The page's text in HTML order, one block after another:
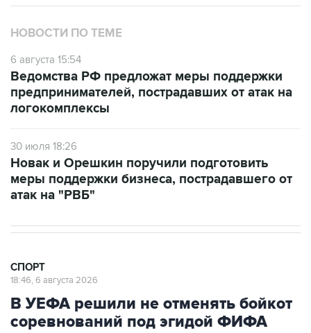
НОВОСТИ ПО ТЕМЕ
6 августа 15:54
Ведомства РФ предложат меры поддержки
предпринимателей, пострадавших от атак на
логокомплексы
30 июля 18:26
Новак и Орешкин поручили подготовить
меры поддержки бизнеса, пострадавшего от
атак на "РВБ"
СПОРТ
18:46, 6 августа 2026
В УЕФА решили не отменять бойкот
соревнований под эгидой ФИФА